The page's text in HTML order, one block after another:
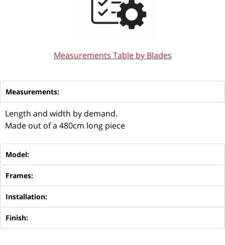
Measurements Table by Blades
Measurements:
Length and width by demand.
Made out of a 480cm long piece
Model:
Frames:
Installation:
Finish: